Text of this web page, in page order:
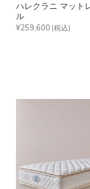
ハレクラニ マット
ル
¥259,600 (税込)